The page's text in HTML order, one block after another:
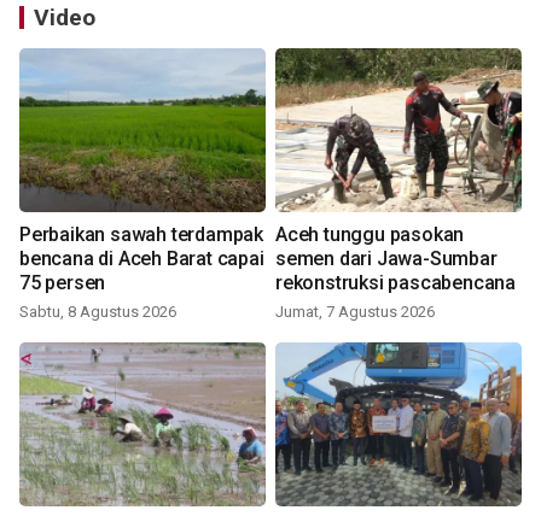
Video
Perbaikan sawah terdampak
bencana di Aceh Barat capai
75 persen
Sabtu, 8 Agustus 2026
Aceh tunggu pasokan
semen dari Jawa-Sumbar
rekonstruksi pascabencana
Jumat, 7 Agustus 2026